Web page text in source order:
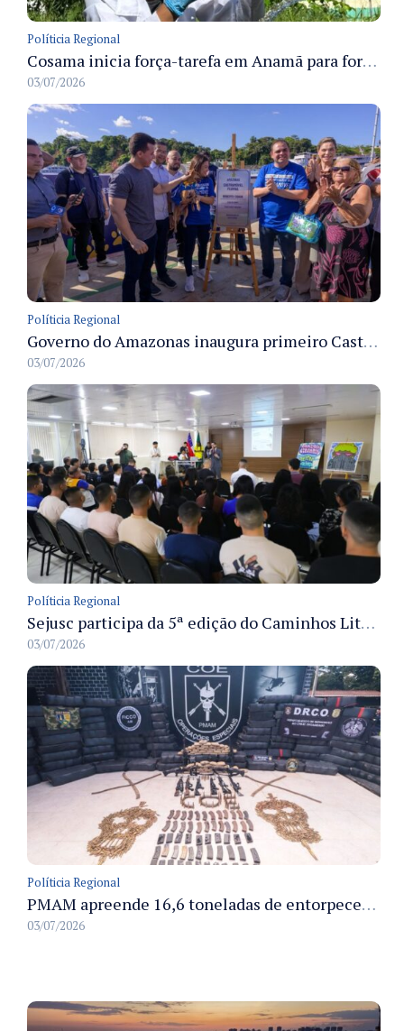
Políticia Regional
Cosama inicia força-tarefa em Anamã para fortalecer abastecimento de água e segurança hídrica da população
03/07/2026
Políticia Regional
Governo do Amazonas inaugura primeiro Castramóvel Fluvial para atendimento veterinário às comunidades ribeirinhas e castração gratuita
03/07/2026
Políticia Regional
Sejusc participa da 5ª edição do Caminhos Literários com foco na cultura hip-hop nas unidades socioeducativas
03/07/2026
Políticia Regional
PMAM apreende 16,6 toneladas de entorpecentes e registra aumento nas prisões em flagrante e nas capturas de foragidos no primeiro semestre de 2026
03/07/2026